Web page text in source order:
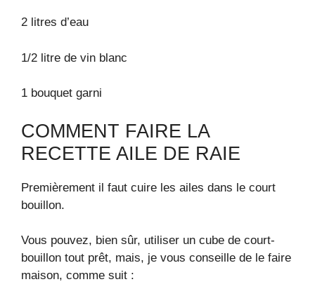
2 litres d’eau
1/2 litre de vin blanc
1 bouquet garni
COMMENT FAIRE LA
RECETTE AILE DE RAIE
Premièrement il faut cuire les ailes dans le court
bouillon.
Vous pouvez, bien sûr, utiliser un cube de court-
bouillon tout prêt, mais, je vous conseille de le faire
maison, comme suit :